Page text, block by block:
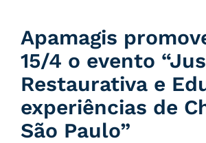
Apamagis
15/4 o evento
Restaurativa e
experiências de
São Paulo”